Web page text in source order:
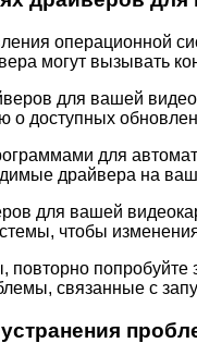
операционной
могут вызывать
для вашей
о доступных
для
драйвера на
для вашей
чтобы
попробуйте
связанные с